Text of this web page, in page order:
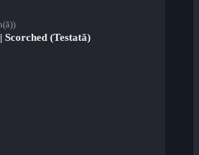
(Testată)